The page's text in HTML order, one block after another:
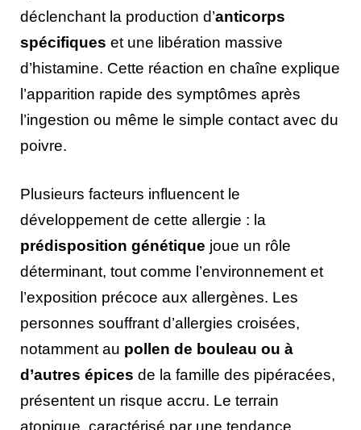
déclenchant la production d’anticorps
spécifiques et une libération massive
d’histamine. Cette réaction en chaîne explique
l’apparition rapide des symptômes après
l’ingestion ou même le simple contact avec du
poivre.
Plusieurs facteurs influencent le
développement de cette allergie : la
prédisposition génétique joue un rôle
déterminant, tout comme l’environnement et
l’exposition précoce aux allergènes. Les
personnes souffrant d’allergies croisées,
notamment au pollen de bouleau ou à
d’autres épices de la famille des pipéracées,
présentent un risque accru. Le terrain